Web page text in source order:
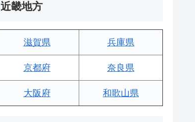
近畿地方
滋賀県 兵庫県
京都府 奈良県
大阪府 和歌山県